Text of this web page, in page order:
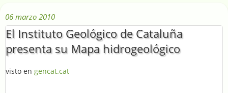
06 marzo 2010
El Instituto Geológico de Cataluña
presenta su Mapa hidrogeológico
visto en gencat.cat